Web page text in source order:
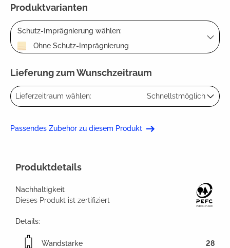
Produktvarianten
Schutz-Imprägnierung wählen:
Ohne Schutz-Imprägnierung
Lieferung zum Wunschzeitraum
Lieferzeitraum wählen: Schnellstmöglich
Passendes Zubehör zu diesem Produkt
Produktdetails
Nachhaltigkeit
Dieses Produkt ist zertifiziert
Details:
Wandstärke 28